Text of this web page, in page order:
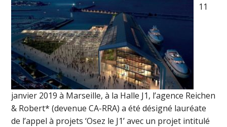
11
janvier 2019 à Marseille, à la Halle J1, l’agence Reichen
& Robert* (devenue CA-RRA) a été désigné lauréate
de l’appel à projets ‘Osez le J1’ avec un projet intitulé